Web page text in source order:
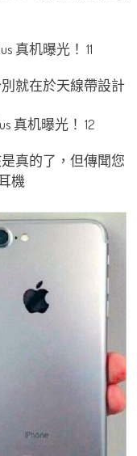
別就在於天線帶設計
真的了，但傳聞您
機